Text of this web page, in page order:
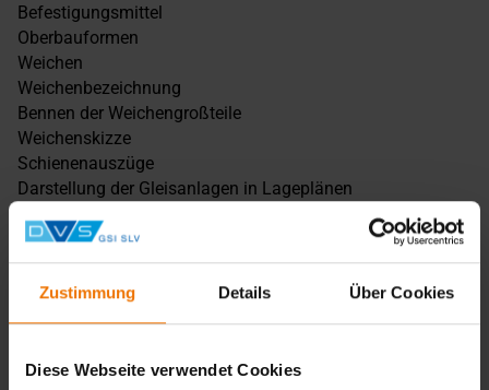
Zustimmung Details Über Cookies
Diese Webseite verwendet Cookies
Befestigungsmittel
Oberbauformen
Weichen
Weichenbezeichnung
Bennen der Weichengroßteile
Weichenskizze
Schienenauszüge
Darstellung der Gleisanlagen in Lageplänen
Spurweiten
Führung des Radsatzes im Gleis
Schienenfehler
Gleislageveränderung: Gleisverdrückung